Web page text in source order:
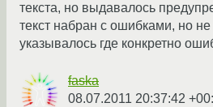
текста, но выдавалось
текст набран с ошибками, но не
указывалось где конкретно
faska
08.07.2011 20:37:42